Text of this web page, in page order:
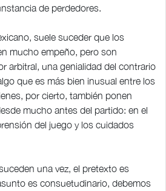
de perdedores.
suele suceder que los
mucho empeño, pero son
arbitral, una genialidad del contrario
que es más bien inusual entre los
por cierto, también ponen
mucho antes del partido: en el
del juego y los cuidados
una vez, el pretexto es
es consuetudinario, debemos